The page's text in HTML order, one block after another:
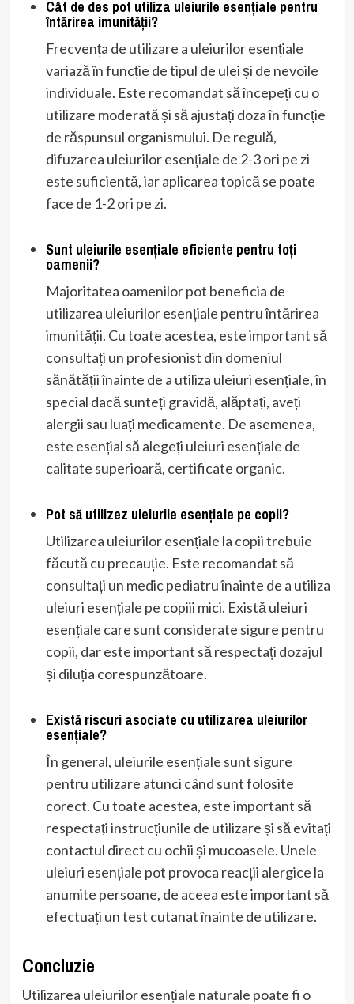
Cât de des pot utiliza uleiurile esențiale pentru
întărirea imunității?
Frecvența de utilizare a uleiurilor esențiale
variază în funcție de tipul de ulei și de nevoile
individuale. Este recomandat să începeți cu o
utilizare moderată și să ajustați doza în funcție
de răspunsul organismului. De regulă,
difuzarea uleiurilor esențiale de 2-3 ori pe zi
este suficientă, iar aplicarea topică se poate
face de 1-2 ori pe zi.
Sunt uleiurile esențiale eficiente pentru toți
oamenii?
Majoritatea oamenilor pot beneficia de
utilizarea uleiurilor esențiale pentru întărirea
imunității. Cu toate acestea, este important să
consultați un profesionist din domeniul
sănătății înainte de a utiliza uleiuri esențiale, în
special dacă sunteți gravidă, alăptați, aveți
alergii sau luați medicamente. De asemenea,
este esențial să alegeți uleiuri esențiale de
calitate superioară, certificate organic.
Pot să utilizez uleiurile esențiale pe copii?
Utilizarea uleiurilor esențiale la copii trebuie
făcută cu precauție. Este recomandat să
consultați un medic pediatru înainte de a utiliza
uleiuri esențiale pe copiii mici. Există uleiuri
esențiale care sunt considerate sigure pentru
copii, dar este important să respectați dozajul
și diluția corespunzătoare.
Există riscuri asociate cu utilizarea uleiurilor
esențiale?
În general, uleiurile esențiale sunt sigure
pentru utilizare atunci când sunt folosite
corect. Cu toate acestea, este important să
respectați instrucțiunile de utilizare și să evitați
contactul direct cu ochii și mucoasele. Unele
uleiuri esențiale pot provoca reacții alergice la
anumite persoane, de aceea este important să
efectuați un test cutanat înainte de utilizare.
Concluzie
Utilizarea uleiurilor esențiale naturale poate fi o